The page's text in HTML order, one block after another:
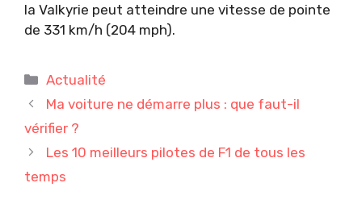
la Valkyrie peut atteindre une vitesse de pointe
de 331 km/h (204 mph).
Catégories
Actualité
Ma voiture ne démarre plus : que faut-il
vérifier ?
Les 10 meilleurs pilotes de F1 de tous les
temps